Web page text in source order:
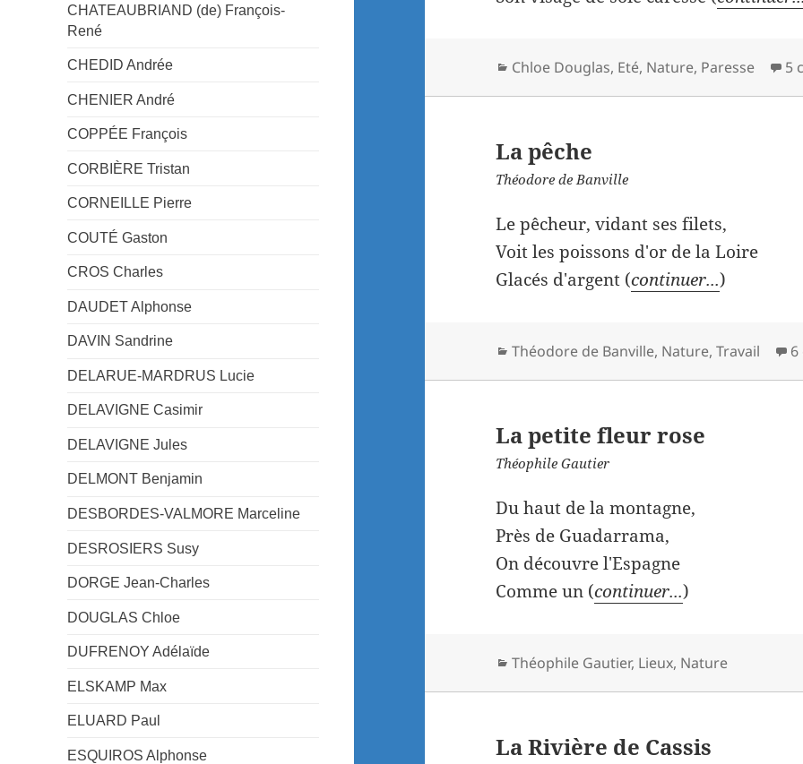
CHATEAUBRIAND (de) François-
René
CHEDID Andrée
CHENIER André
COPPÉE François
CORBIÈRE Tristan
CORNEILLE Pierre
COUTÉ Gaston
CROS Charles
DAUDET Alphonse
DAVIN Sandrine
DELARUE-MARDRUS Lucie
DELAVIGNE Casimir
DELAVIGNE Jules
DELMONT Benjamin
DESBORDES-VALMORE Marceline
DESROSIERS Susy
DORGE Jean-Charles
DOUGLAS Chloe
DUFRENOY Adélaïde
ELSKAMP Max
ELUARD Paul
ESQUIROS Alphonse
Catégories
Chloe Douglas, Eté, Nature, Paresse 5
La pêche
Théodore de Banville
Le pêcheur, vidant ses filets,
Voit les poissons d'or de la Loire
Glacés d'argent (continuer...)
Catégories
Théodore de Banville, Nature,Travail
La petite fleur rose
Théophile Gautier
Du haut de la montagne,
Près de Guadarrama,
On découvre l'Espagne
Comme un (continuer...)
Catégories
Théophile Gautier, Lieux, Nature
La Rivière de Cassis